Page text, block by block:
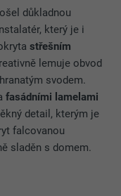
důkladnou
který je i
střešním
lemuje obvod
svodem.
fasádními lamelami
detail, kterým je
falcovanou
sladěn s domem.